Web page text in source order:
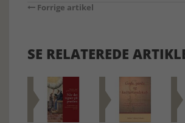
Forrige artikel
SE RELATEREDE